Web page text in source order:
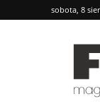
sobota, 8
FD